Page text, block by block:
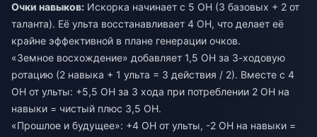
Очки навыков: Искорка начинает с 5 ОН (3 базовых + 2 от
таланта). Её ульта восстанавливает 4 ОН, что делает её
крайне эффективной в плане генерации очков.
«Земное восхождение» добавляет 1,5 ОН за 3-ходовую
ротацию (2 навыка + 1 ульта = 3 действия / 2). Вместе с 4
ОН от ульты: +5,5 ОН за 3 хода при потреблении 2 ОН на
навыки = чистый плюс 3,5 ОН.
«Прошлое и будущее»: +4 ОН от ульты, -2 ОН на навыки =